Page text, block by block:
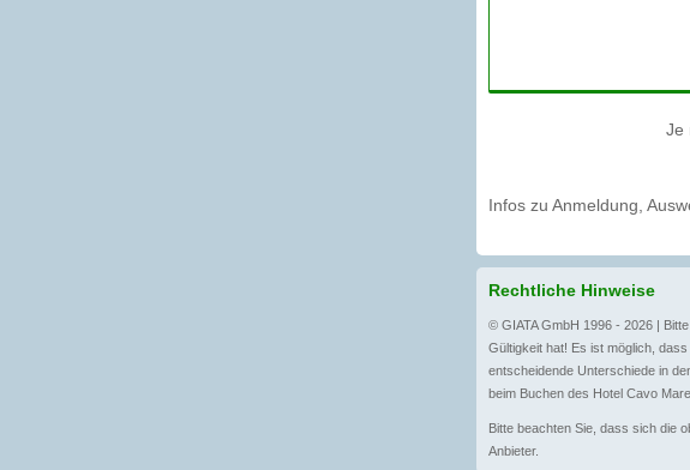
Je
Infos zu Anmeldung,
Rechtliche Hinweise
© GIATA GmbH 1996 - 2026 |
Gültigkeit hat! Es ist möglich,
entscheidende Unterschiede in
beim Buchen des Hotel Cavo
Bitte beachten Sie, dass sich die
Anbieter.